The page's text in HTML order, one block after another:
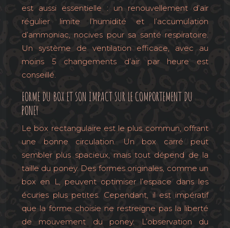
est aussi essentielle : un renouvellement d’air
régulier limite l’humidité et l’accumulation
d’ammoniac, nocives pour sa santé respiratoire.
Un système de ventilation efficace, avec au
moins 5 changements d’air par heure est
conseillé.
FORME DU BOX ET SON IMPACT SUR LE COMPORTEMENT DU
PONEY
Le box rectangulaire est le plus commun, offrant
une bonne circulation. Un box carré peut
sembler plus spacieux, mais tout dépend de la
taille du poney. Des formes originales, comme un
box en L, peuvent optimiser l’espace dans les
écuries plus petites. Cependant, il est impératif
que la forme choisie ne restreigne pas la liberté
de mouvement du poney. L’observation du